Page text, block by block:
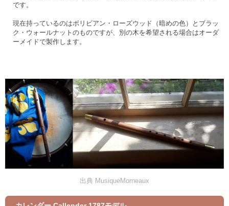
です。
現在持っているのはボリビアン・ローズウッド（暗めの色）とブラッ
ク・ウォールナットのものですが、別の木を希望される場合はオーダ
ーメイドで製作します。
出典 MusiqueMorneaux